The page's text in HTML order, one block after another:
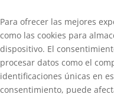
Para ofrecer las mejores
como las cookies para
dispositivo. El
procesar datos como el
identificaciones únicas en
consentimiento, puede